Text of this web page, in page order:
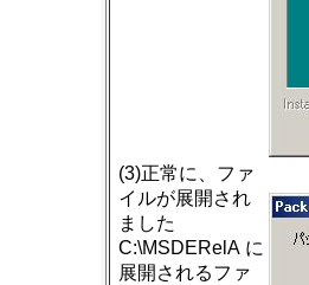
(3)正常に、ファ
イルが展開され
ました
C:\MSDERelA に
展開されるファ